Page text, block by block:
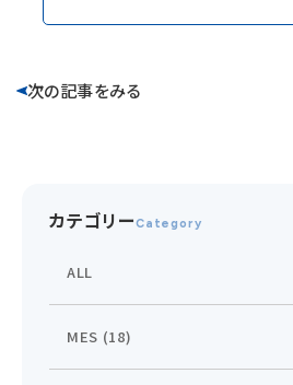
k
次の記事をみる
カテゴリーCategory
ALL
MES (18)